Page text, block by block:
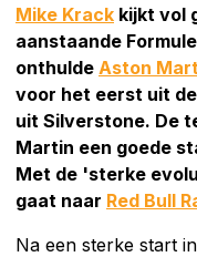
Mike Krack kijkt vol
aanstaande
onthulde Aston
voor het eerst uit
uit Silverstone. De
Martin een goede
Met de 'sterke
gaat naar Red Bull
Na een sterke start